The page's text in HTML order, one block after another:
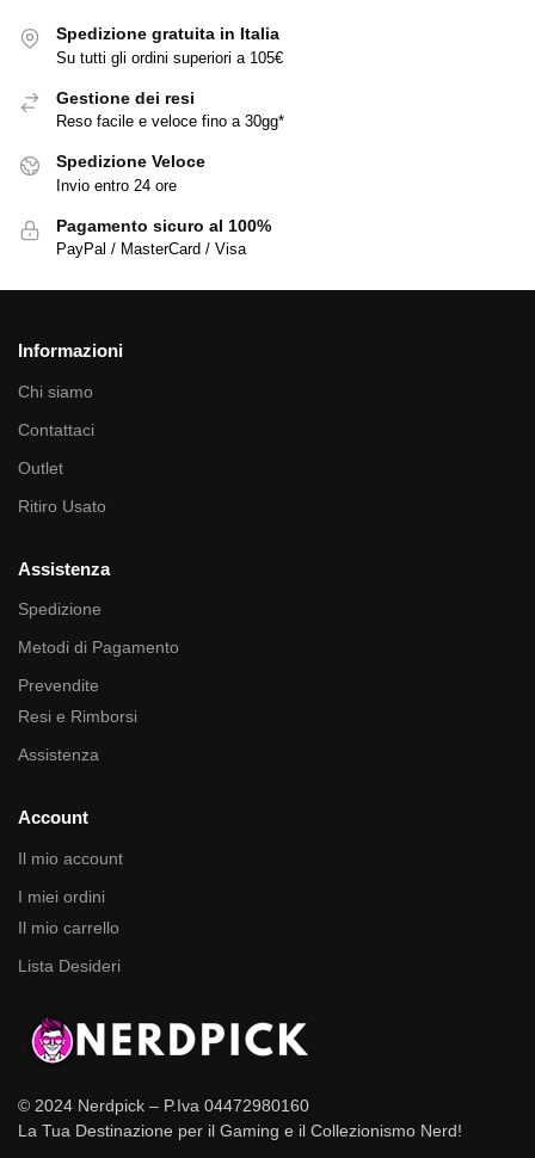
Spedizione gratuita in Italia
Su tutti gli ordini superiori a 105€
Gestione dei resi
Reso facile e veloce fino a 30gg*
Spedizione Veloce
Invio entro 24 ore
Pagamento sicuro al 100%
PayPal / MasterCard / Visa
Informazioni
Chi siamo
Contattaci
Outlet
Ritiro Usato
Assistenza
Spedizione
Metodi di Pagamento
Prevendite
Resi e Rimborsi
Assistenza
Account
Il mio account
I miei ordini
Il mio carrello
Lista Desideri
© 2024 Nerdpick – P.Iva 04472980160
La Tua Destinazione per il Gaming e il Collezionismo Nerd!